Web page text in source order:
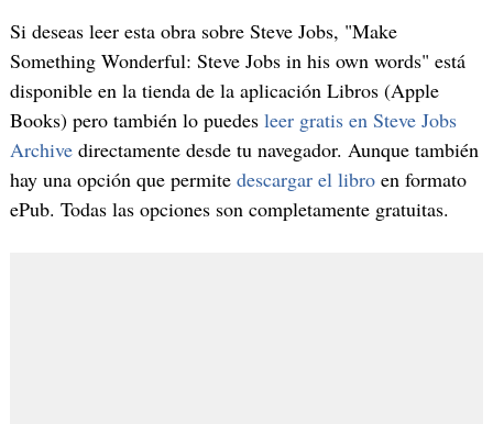
Si deseas leer esta obra sobre Steve Jobs, "Make
Something Wonderful: Steve Jobs in his own words" está
disponible en la tienda de la aplicación Libros (Apple
Books) pero también lo puedes leer gratis en Steve Jobs
Archivedirectamente desde tu navegador. Aunque también
hay una opción que permite descargar el libroen formato
ePub. Todas las opciones son completamente gratuitas.